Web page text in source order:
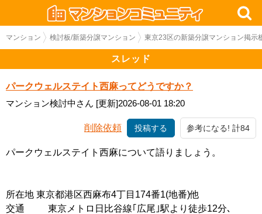
マンション 検討板/新築分譲マンション 東京23区の新築分譲マンション掲示
スレッド
パークウェルステイト西麻ってどうですか？
マンション検討中さん [更新]2026-08-01 18:20
削除依頼 投稿する 参考になる! 計84
パークウェルステイト西麻について語りましょう。
所在地 東京都港区西麻布4丁目174番1(地番)他
交通 東京メトロ日比谷線｢広尾｣駅より徒歩12分､